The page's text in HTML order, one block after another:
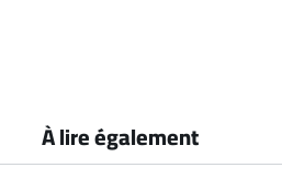
À lire également